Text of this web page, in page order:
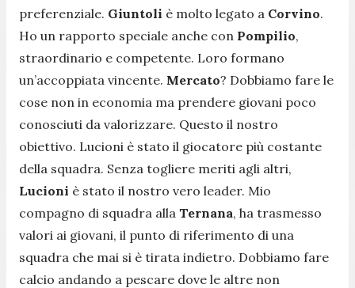
preferenziale. Giuntoli è molto legato a Corvino.
Ho un rapporto speciale anche con Pompilio,
straordinario e competente. Loro formano
un’accoppiata vincente. Mercato? Dobbiamo fare le
cose non in economia ma prendere giovani poco
conosciuti da valorizzare. Questo il nostro
obiettivo. Lucioni è stato il giocatore più costante
della squadra. Senza togliere meriti agli altri,
Lucioni è stato il nostro vero leader. Mio
compagno di squadra alla Ternana, ha trasmesso
valori ai giovani, il punto di riferimento di una
squadra che mai si è tirata indietro. Dobbiamo fare
calcio andando a pescare dove le altre non